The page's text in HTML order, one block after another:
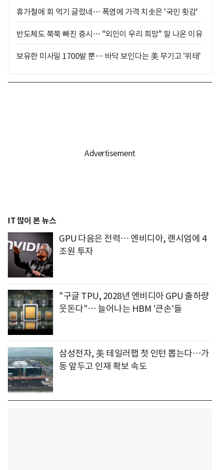
휴가철에 회 먹기 글렀네… 폭염에 가격 치솟은 '국민 횟감'
반도체도 쭉쭉 빠진 증시… "외인이 우리 희망" 말 나온 이유
보유한 미사일 1700발 뿐… 바닥 보인다는 美 무기고 '위태'
IT 많이 본 뉴스
GPU 다음은 전력… 엔비디아, 랜시엄에 4
조원 투자
"구글 TPU, 2028년 엔비디아 GPU 출하량
웃돈다"… 늘어나는 HBM '큰손'들
삼성전자, 美 테일러팹 첫 인턴 뽑는다…가
동 앞두고 인재 확보 속도